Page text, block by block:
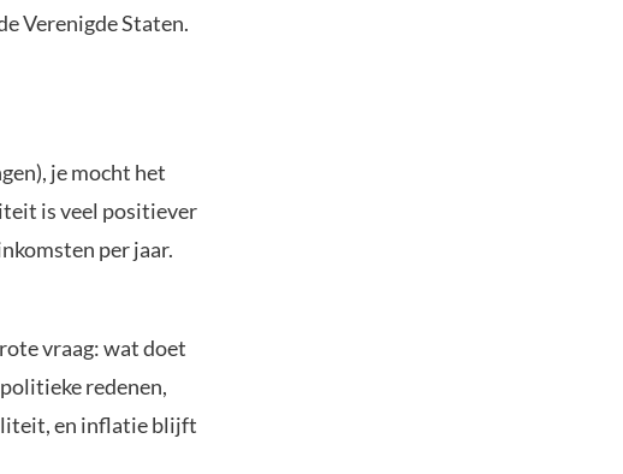
Verenigde Staten.
je mocht het
is veel positiever
per jaar.
vraag: wat doet
redenen,
en inflatie blijft